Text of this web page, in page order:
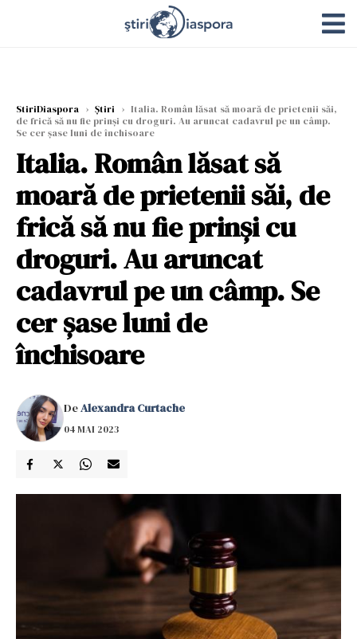
StiriDiaspora › Știri › Italia. Român lăsat să moară de prietenii săi,
de frică să nu fie prinși cu droguri. Au aruncat cadavrul pe un câmp.
Se cer șase luni de închisoare
Italia. Român lăsat să
moară de prietenii săi, de
frică să nu fie prinși cu
droguri. Au aruncat
cadavrul pe un câmp. Se
cer șase luni de
închisoare
DeAlexandra Curtache
04 MAI 2023